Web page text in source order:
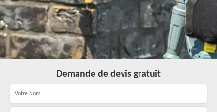
Demande de devis gratuit